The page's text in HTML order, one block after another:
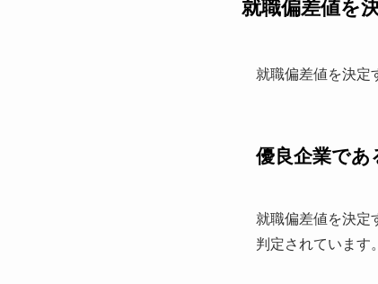
就職偏差値を
就職偏差値を決定
優良企業であ
就職偏差値を決定
判定されています。